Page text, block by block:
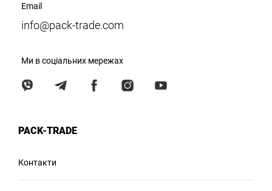
Email
info@pack-trade.com
Ми в соціальних мережах
PACK-TRADE
Контакти